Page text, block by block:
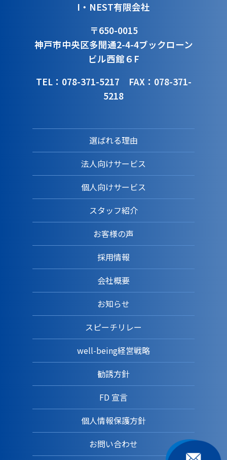
I・NEST有限会社
〒650-0015
神戸市中央区多聞通2-4-4ブックローン
ビル西館６F
TEL：078-371-5217 FAX：078-371-
5218
選ばれる理由
法人向けサービス
個人向けサービス
スタッフ紹介
お客様の声
採用情報
会社概要
お知らせ
スピーチリレー
well-being経営戦略
勧誘方針
FD 宣言
個人情報保護方針
お問い合わせ